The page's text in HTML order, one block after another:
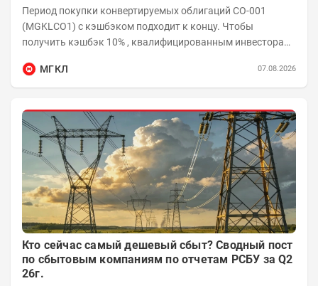
Период покупки конвертируемых облигаций СО-001
(MGKLCO1) с кэшбэком подходит к концу. Чтобы
получить кэшбэк 10% , квалифицированным инвесторам
МГКЛ
07.08.2026
Кто сейчас самый дешевый сбыт? Сводный пост
по сбытовым компаниям по отчетам РСБУ за Q2
26г.